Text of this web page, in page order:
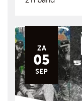
ZA
05
SEP